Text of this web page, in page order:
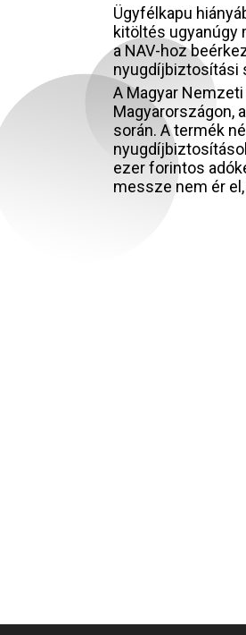
Ügyfélkapu
kitöltés ugyanúgy
a NAV-hoz
nyugdíjbiztosítási
A Magyar
Magyarországon,
során. A termék
ezer forintos
messze nem ér